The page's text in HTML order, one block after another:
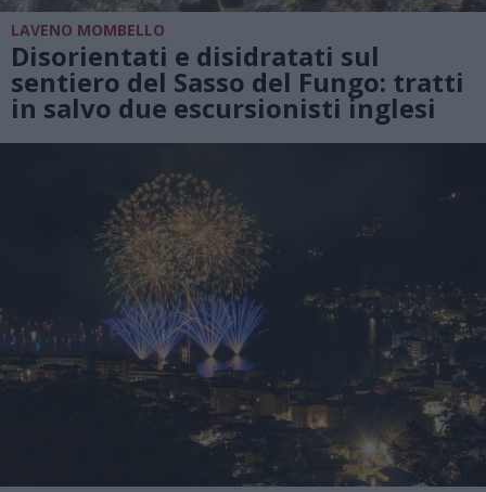
LAVENO MOMBELLO
Disorientati e disidratati sul
sentiero del Sasso del Fungo: tratti
in salvo due escursionisti inglesi